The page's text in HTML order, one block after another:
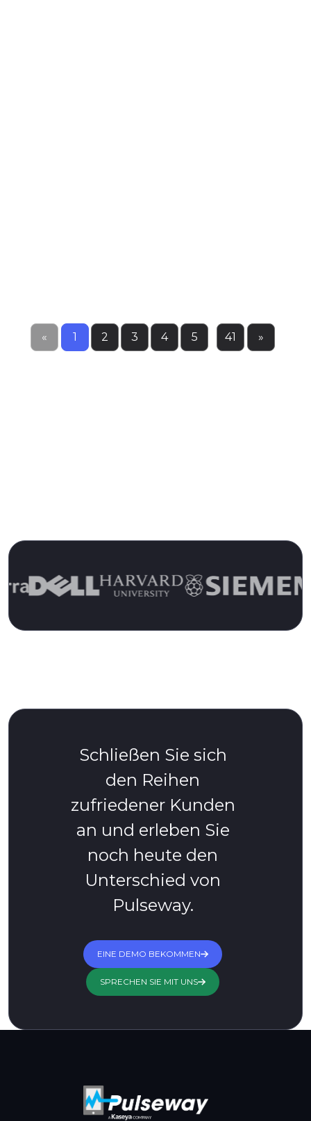
« 1 2 3 4 5 41 »
Schließen Sie sich
den Reihen
zufriedener Kunden
an und erleben Sie
noch heute den
Unterschied von
Pulseway.
EINE DEMO BEKOMMEN
SPRECHEN SIE MIT UNS